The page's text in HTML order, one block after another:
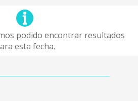
podido encontrar resultados
esta fecha.